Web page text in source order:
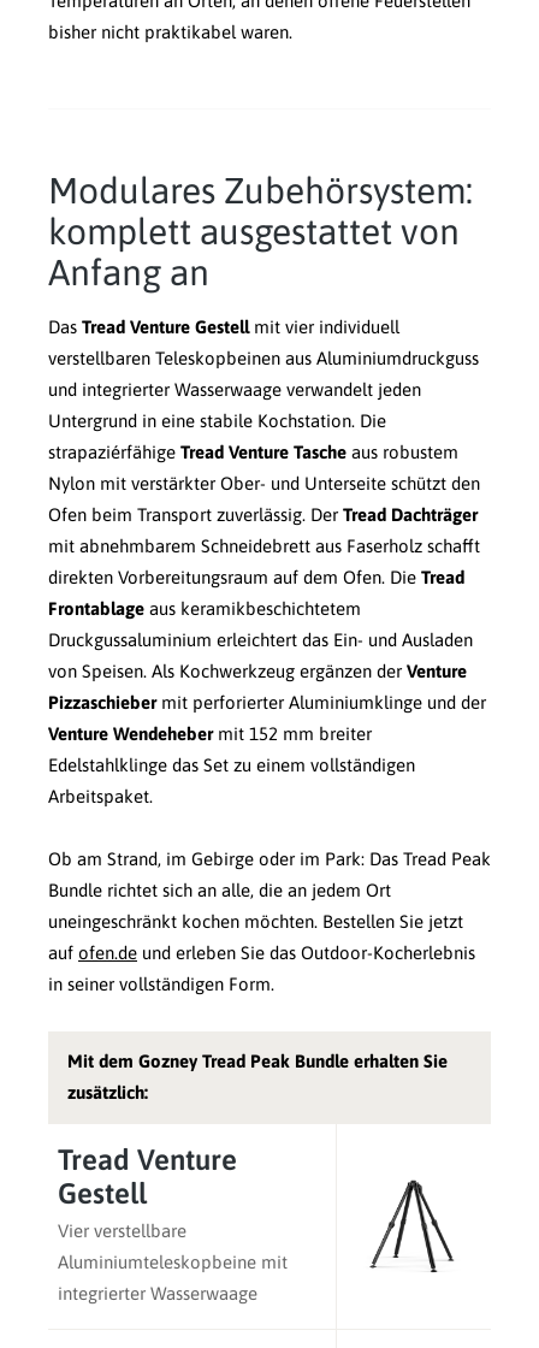
bisher nicht praktikabel waren.
Modulares Zubehörsystem:
komplett ausgestattet von
Anfang an
Das Tread Venture Gestellmit vier individuell
verstellbaren Teleskopbeinen aus Aluminiumdruckguss
und integrierter Wasserwaage verwandelt jeden
Untergrund in eine stabile Kochstation. Die
strapaziérfähige Tread Venture Tasche aus robustem
Nylon mit verstärkter Ober- und Unterseite schützt den
Ofen beim Transport zuverlässig. Der Tread Dachträger
mit abnehmbarem Schneidebrett aus Faserholz schafft
direkten Vorbereitungsraum auf dem Ofen. Die Tread
Frontablage aus keramikbeschichtetem
Druckgussaluminium erleichtert das Ein- und Ausladen
von Speisen. Als Kochwerkzeug ergänzen der Venture
Pizzaschiebermit perforierter Aluminiumklinge und der
Venture Wendehebermit 152 mm breiter
Edelstahlklinge das Set zu einem vollständigen
Arbeitspaket.
Ob am Strand, im Gebirge oder im Park: Das Tread Peak
Bundle richtet sich an alle, die an jedem Ort
uneingeschränkt kochen möchten. Bestellen Sie jetzt
auf ofen.de und erleben Sie das Outdoor-Kocherlebnis
in seiner vollständigen Form.
Mit dem Gozney Tread Peak Bundle erhalten Sie
zusätzlich:
Tread Venture
Gestell
Vier verstellbare
Aluminiumteleskopbeine mit
integrierter Wasserwaage